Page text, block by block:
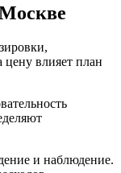
цену влияет план
и наблюдение.